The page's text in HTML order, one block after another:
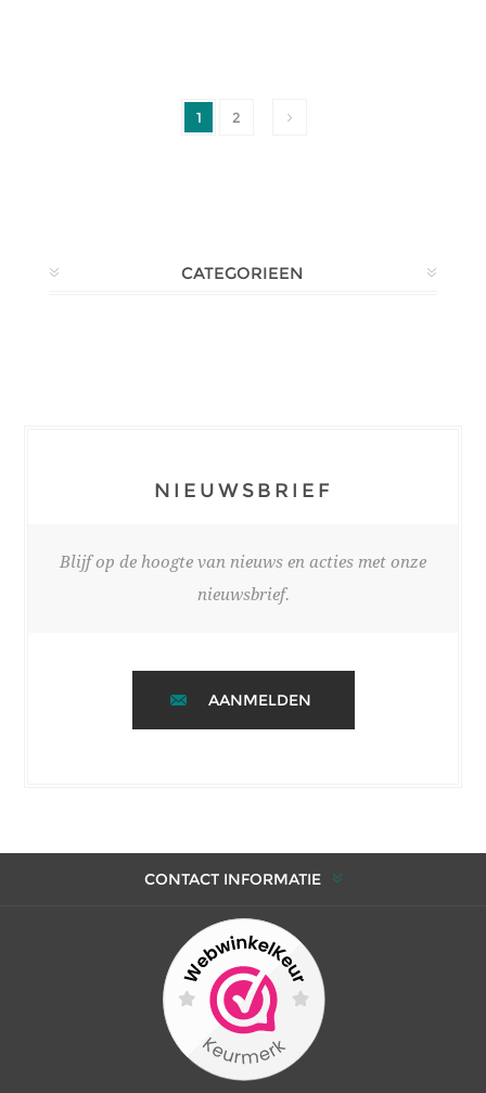
1 2
CATEGORIEEN
NIEUWSBRIEF
Blijf op de hoogte van nieuws en acties met onze
nieuwsbrief.
AANMELDEN
CONTACT INFORMATIE